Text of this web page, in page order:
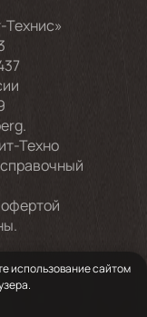
Техно
использование сайтом